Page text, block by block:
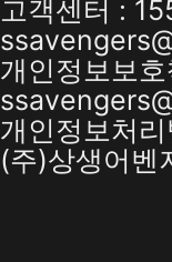
고객센터 :
개인정보보호
개인정보처리
(주)상생어벤